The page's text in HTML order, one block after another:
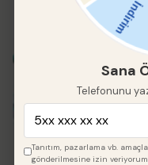
Sana
Telefonunu
Tanıtım, pazarlama vb.
gönderilmesine izin veriyorum.